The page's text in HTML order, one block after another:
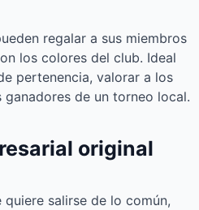
regalar a sus miembros
los colores del club. Ideal
pertenencia, valorar a los
de un torneo local.
original
quiere salirse de lo común,